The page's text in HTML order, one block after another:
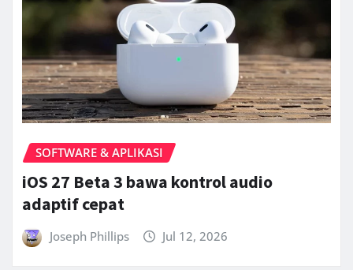
SOFTWARE & APLIKASI
iOS 27 Beta 3 bawa kontrol audio
adaptif cepat
Joseph Phillips Jul 12, 2026